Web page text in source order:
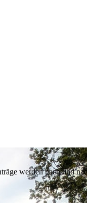
werden nach und